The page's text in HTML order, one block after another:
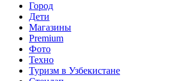
Город
Дети
Магазины
Premium
Фото
Техно
Туризм в Узбекистане